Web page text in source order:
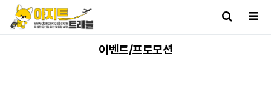
이벤트/프로모션